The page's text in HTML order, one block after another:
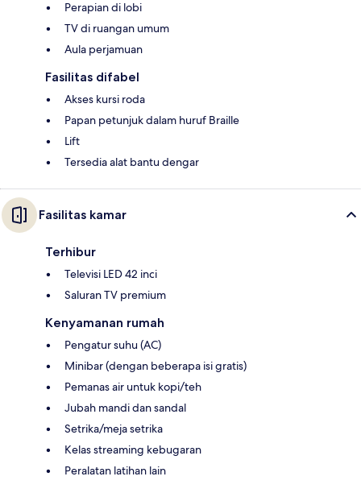
Perapian di lobi
TV di ruangan umum
Aula perjamuan
Fasilitas difabel
Akses kursi roda
Papan petunjuk dalam huruf Braille
Lift
Tersedia alat bantu dengar
Fasilitas kamar
Terhibur
Televisi LED 42 inci
Saluran TV premium
Kenyamanan rumah
Pengatur suhu (AC)
Minibar (dengan beberapa isi gratis)
Pemanas air untuk kopi/teh
Jubah mandi dan sandal
Setrika/meja setrika
Kelas streaming kebugaran
Peralatan latihan lain